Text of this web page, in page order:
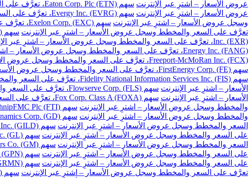
عروض الأسعار – اشترِ عبر الإنترنت سهم Eaton Corp. Plc (ETN)، تعرَّف على السعر والمخطط وسجل عروض الأسعار – اشترِ عبر الإنترنت
عروض الأسعار – اشترِ عبر الإنترنت سهم Evergy Inc. (EVRG)، تعرَّف على السعر والمخطط وسجل عروض الأسعار – اشترِ عبر الإنترنت
وسجل عروض الأسعار – اشترِ عبر الإنترنت سهم Exelon Corp. (EXC)، تعرَّف على السعر والمخطط وسجل عروض الأسعار – اشترِ عبر الإنترنت
تعرَّف على السعر والمخطط وسجل عروض الأسعار – اشترِ عبر الإنترنت سهم Expedia Group Inc. (EXPE)، تعرَّف على السعر والمخطط وسجل عروض الأسعار – اشترِ عبر الإنترنت
Inc. (EXR)، تعرَّف على السعر والمخطط وسجل عروض الأسعار – اشترِ عبر الإنترنت
Energy Inc. (FANG)، تعرَّف على السعر والمخطط وسجل عروض الأسعار – اشترِ عبر الإنترنت
Freeport-McMoRan Inc. (FCX)، تعرَّف على السعر والمخطط وسجل عروض الأسعار – اشترِ عبر الإنترنت
سهم FirstEnergy Corp. (FE)، تعرَّف على السعر والمخطط وسجل عروض الأسعار – اشترِ عبر الإنترنت
سهم Fidelity National Information Services Inc. (FIS)، تعرَّف على السعر والمخطط وسجل عروض الأسعار – اشترِ عبر الإنترنت
الأسعار – اشترِ عبر الإنترنت سهم Flowserve Corp. (FLS)، تعرَّف على السعر والمخطط وسجل عروض الأسعار – اشترِ عبر الإنترنت
الأسعار – اشترِ عبر الإنترنت سهم Fox Corp. Class A (FOXA)، تعرَّف على السعر والمخطط وسجل عروض الأسعار – اشترِ عبر الإنترنت
والمخطط وسجل عروض الأسعار – اشترِ عبر الإنترنت سهم TechnipFMC Plc (FTI)، تعرَّف على السعر والمخطط وسجل عروض الأسعار – اشترِ عبر الإنترنت
والمخطط وسجل عروض الأسعار – اشترِ عبر الإنترنت سهم General Dynamics Corp. (GD)، تعرَّف على السعر والمخطط وسجل عروض الأسعار – اشترِ عبر الإنترنت
السعر والمخطط وسجل عروض الأسعار – اشترِ عبر الإنترنت سهم Gilead Sciences Inc. (GILD)، تعرَّف على السعر والمخطط وسجل عروض الأسعار – اشترِ عبر الإنترنت
على السعر والمخطط وسجل عروض الأسعار – اشترِ عبر الإنترنت سهم Globe Life Inc. (GL)، تعرَّف على السعر والمخطط وسجل عروض الأسعار – اشترِ عبر الإنترنت
السعر والمخطط وسجل عروض الأسعار – اشترِ عبر الإنترنت سهم General Motors Co. (GM)، تعرَّف على السعر والمخطط وسجل عروض الأسعار – اشترِ عبر الإنترنت
على السعر والمخطط وسجل عروض الأسعار – اشترِ عبر الإنترنت سهم Global Payments Inc. (GPN)، تعرَّف على السعر والمخطط وسجل عروض الأسعار – اشترِ عبر الإنترنت
على السعر والمخطط وسجل عروض الأسعار – اشترِ عبر الإنترنت سهم Garmin Ltd. (GRMN)، تعرَّف على السعر والمخطط وسجل عروض الأسعار – اشترِ عبر الإنترنت
تعرَّف على السعر والمخطط وسجل عروض الأسعار – اشترِ عبر الإنترنت سهم W.W. Grainger Inc. (GWW)، تعرَّف على السعر والمخطط وسجل عروض الأسعار – اشترِ عبر الإنترنت